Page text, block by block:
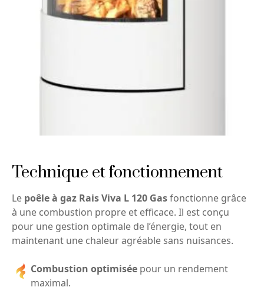
Technique et fonctionnement
Le poêle à gaz Rais Viva L 120 Gasfonctionne grâce
à une combustion propre et efficace. Il est conçu
pour une gestion optimale de l’énergie, tout en
maintenant une chaleur agréable sans nuisances.
Combustion optimisée pour un rendement
maximal.